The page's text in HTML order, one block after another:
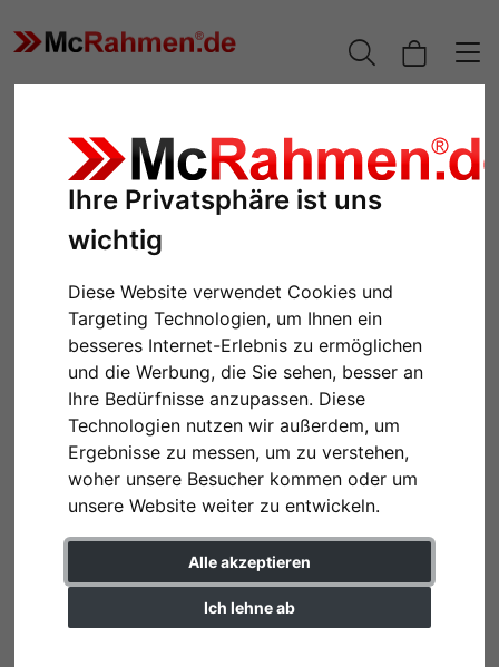
Ihre Privatsphäre ist uns
wichtig
Diese Website verwendet Cookies und
Targeting Technologien, um Ihnen ein
besseres Internet-Erlebnis zu ermöglichen
und die Werbung, die Sie sehen, besser an
Ihre Bedürfnisse anzupassen. Diese
Technologien nutzen wir außerdem, um
Ergebnisse zu messen, um zu verstehen,
woher unsere Besucher kommen oder um
unsere Website weiter zu entwickeln.
Alle akzeptieren
Ich lehne ab
Zurück